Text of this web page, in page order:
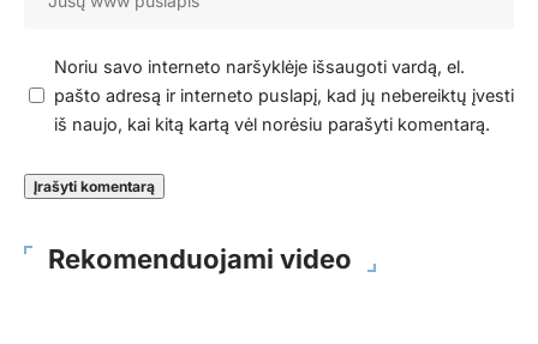
Noriu savo interneto naršyklėje išsaugoti vardą, el.
pašto adresą ir interneto puslapį, kad jų nebereiktų įvesti
iš naujo, kai kitą kartą vėl norėsiu parašyti komentarą.
Rekomenduojami video